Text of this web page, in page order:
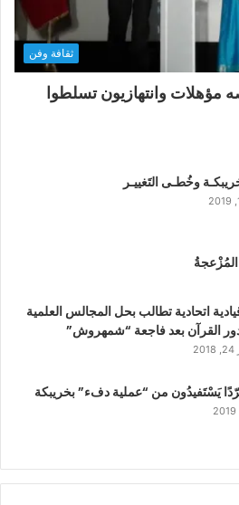
ثقافة وفن
مؤهلات وانتهازيون تسلطوا
وخُطـى التَغييـر
اتحادية تطالب بحل المجالس العلمية
القرآن بعد فاجعة “شمهروش”